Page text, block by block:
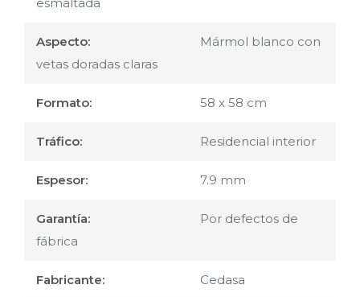
Aspecto:
Mármol blanco con
vetas doradas claras
Formato: 58 x 58 cm
Tráfico: Residencial interior
Espesor: 7.9 mm
Garantía:
Por defectos de
fábrica
Fabricante: Cedasa